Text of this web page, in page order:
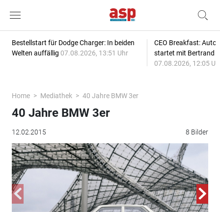
Bestellstart für Dodge Charger: In beiden
Welten auffällig 07.08.2026, 13:51 Uhr
CEO Breakfast:
startet mit Bertrand
07.08.2026, 12:05
Home Mediathek 40 Jahre BMW 3er
12.02.2015 8 Bilder
40 Jahre BMW 3er